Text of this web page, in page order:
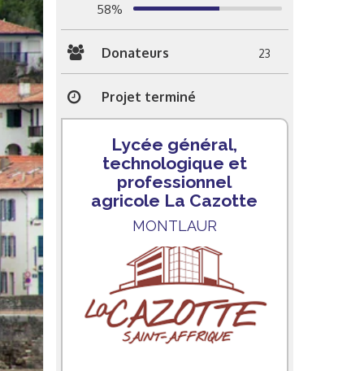
58%
Donateurs 23
Projet terminé
Lycée général,
technologique et
professionnel
agricole La Cazotte
MONTLAUR